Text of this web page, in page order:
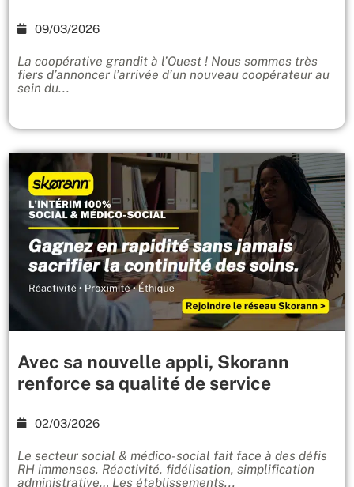
09/03/2026
La coopérative grandit à l’Ouest ! Nous sommes très
fiers d’annoncer l’arrivée d’un nouveau coopérateur au
sein du...
Avec sa nouvelle appli, Skorann
renforce sa qualité de service
02/03/2026
Le secteur social & médico-social fait face à des défis
RH immenses. Réactivité, fidélisation, simplification
administrative… Les établissements...